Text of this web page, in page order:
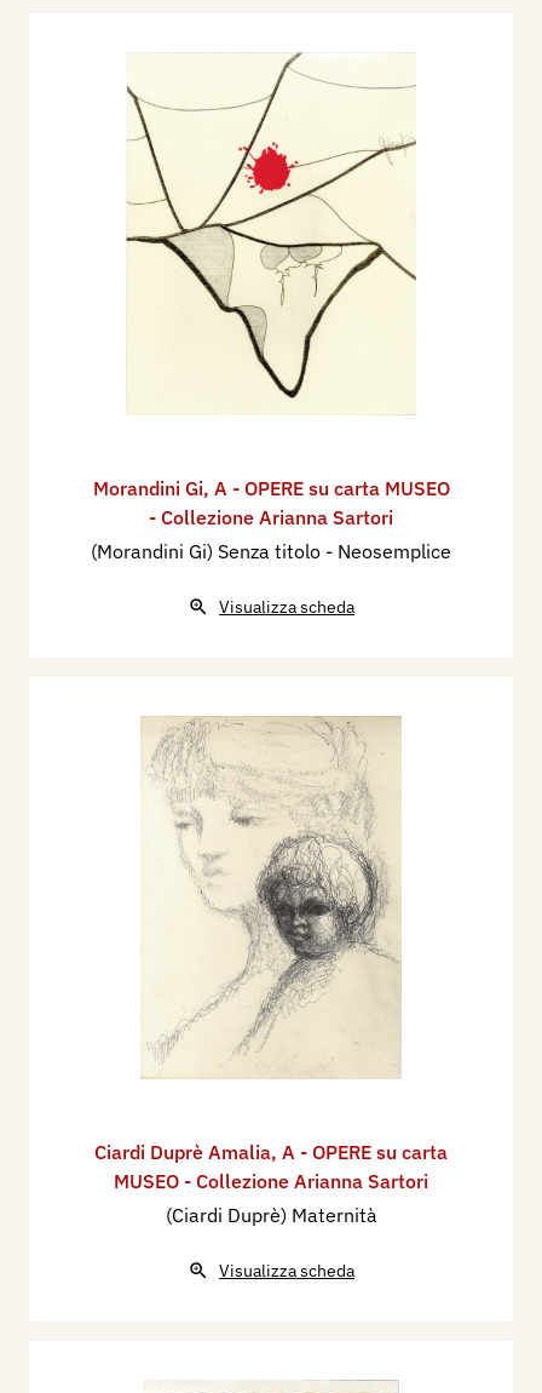
Morandini Gi, A - OPERE su carta MUSEO
- Collezione Arianna Sartori
(Morandini Gi) Senza titolo - Neosemplice
Visualizza scheda
Ciardi Duprè Amalia, A - OPERE su carta
MUSEO - Collezione Arianna Sartori
(Ciardi Duprè) Maternità
Visualizza scheda